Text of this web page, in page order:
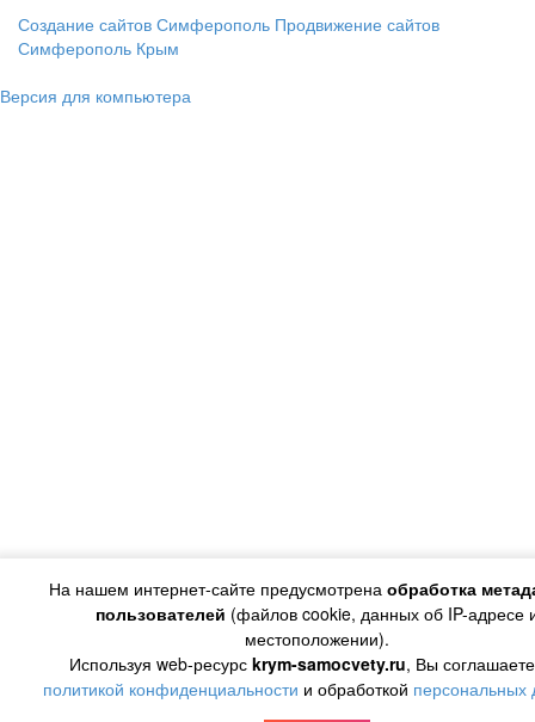
На нашем интернет-сайте предусмотрена обработка
пользователей (файлов cookie, данных об IP-адресе
местоположении).
Используя web-ресурс krym-samocvety.ru, Вы
политикой конфиденциальности и обработкой персональных
Создание сайтов Симферополь Продвижение сайтов
Симферополь Крым
Версия для компьютера